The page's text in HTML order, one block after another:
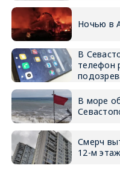
Ночью в
В
телефон
В море
Смерч
12-м